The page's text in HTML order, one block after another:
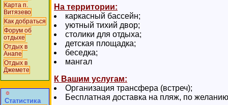
Карта п.
Витязево
Как добраться
Форум об
отдыхе
Отдых в
Анапе
Отдых в
Джемете
☼
Статистика
На территории:
каркасный бассейн;
уютный тихий двор;
столики для отдыха;
детская площадка;
беседка;
мангал
К Вашим услугам:
Организация трансфера (встреч);
Бесплатная доставка на пляж, по